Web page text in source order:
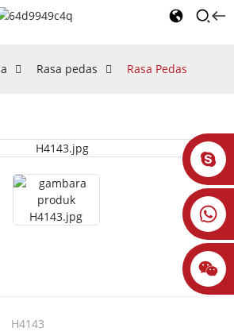
Rasa pedas Rasa Pedas
H4143